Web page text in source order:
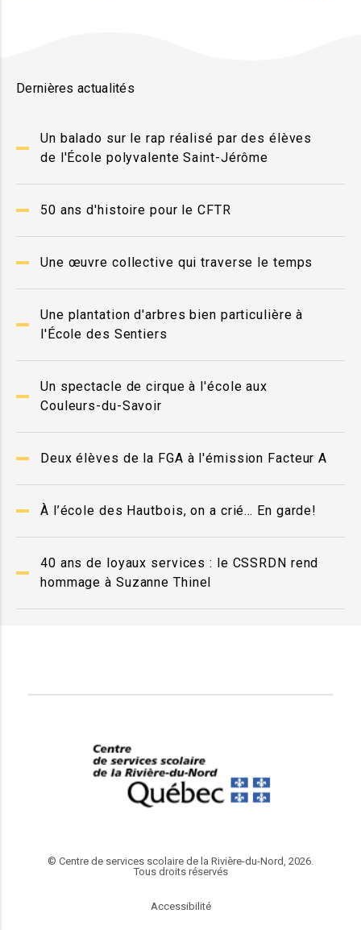
Dernières actualités
Un balado sur le rap réalisé par des élèves
de l'École polyvalente Saint-Jérôme
50 ans d'histoire pour le CFTR
Une œuvre collective qui traverse le temps
Une plantation d'arbres bien particulière à
l'École des Sentiers
Un spectacle de cirque à l'école aux
Couleurs-du-Savoir
Deux élèves de la FGA à l'émission Facteur A
À l’école des Hautbois, on a crié… En garde!
40 ans de loyaux services : le CSSRDN rend
hommage à Suzanne Thinel
© Centre de services scolaire de la Rivière-du-Nord, 2026.
Tous droits réservés
Accessibilité